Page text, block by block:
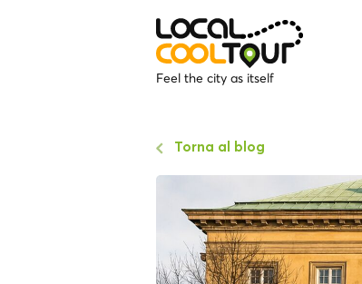
Feel the city as itself
Torna al blog